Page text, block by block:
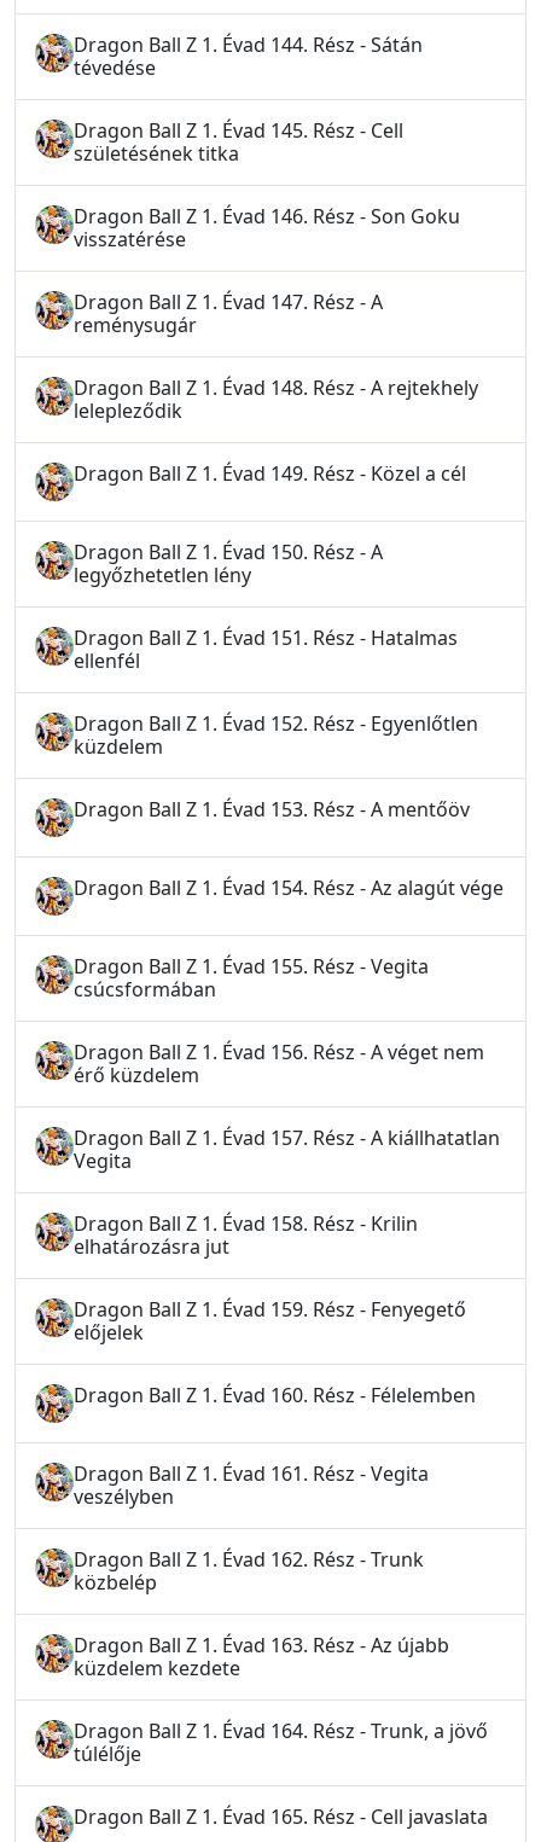
Dragon Ball Z 1. Évad 144. Rész - Sátán
tévedése
Dragon Ball Z 1. Évad 145. Rész - Cell
születésének titka
Dragon Ball Z 1. Évad 146. Rész - Son Goku
visszatérése
Dragon Ball Z 1. Évad 147. Rész - A
reménysugár
Dragon Ball Z 1. Évad 148. Rész - A rejtekhely
lelepleződik
Dragon Ball Z 1. Évad 149. Rész - Közel a cél
Dragon Ball Z 1. Évad 150. Rész - A
legyőzhetetlen lény
Dragon Ball Z 1. Évad 151. Rész - Hatalmas
ellenfél
Dragon Ball Z 1. Évad 152. Rész - Egyenlőtlen
küzdelem
Dragon Ball Z 1. Évad 153. Rész - A mentőöv
Dragon Ball Z 1. Évad 154. Rész - Az alagút vége
Dragon Ball Z 1. Évad 155. Rész - Vegita
csúcsformában
Dragon Ball Z 1. Évad 156. Rész - A véget nem
érő küzdelem
Dragon Ball Z 1. Évad 157. Rész - A kiállhatatlan
Vegita
Dragon Ball Z 1. Évad 158. Rész - Krilin
elhatározásra jut
Dragon Ball Z 1. Évad 159. Rész - Fenyegető
előjelek
Dragon Ball Z 1. Évad 160. Rész - Félelemben
Dragon Ball Z 1. Évad 161. Rész - Vegita
veszélyben
Dragon Ball Z 1. Évad 162. Rész - Trunk
közbelép
Dragon Ball Z 1. Évad 163. Rész - Az újabb
küzdelem kezdete
Dragon Ball Z 1. Évad 164. Rész - Trunk, a jövő
túlélője
Dragon Ball Z 1. Évad 165. Rész - Cell javaslata